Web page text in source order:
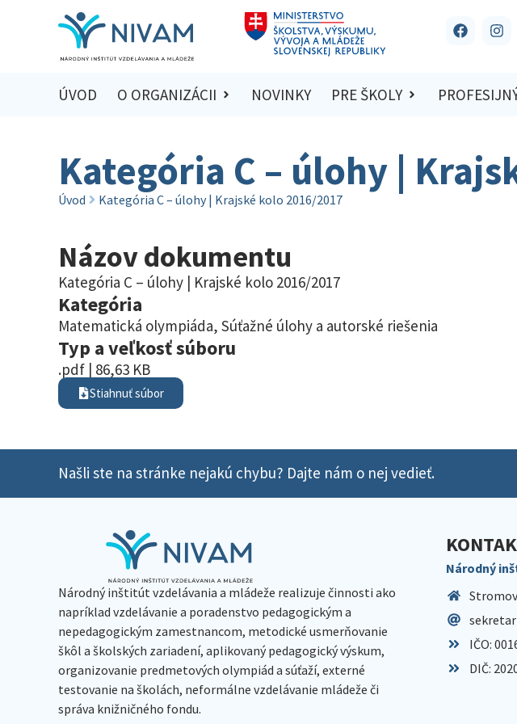
ÚVOD O ORGANIZÁCII NOVINKY PRE ŠKOLY
Kategória C – úlohy |
Úvod Kategória C – úlohy | Krajské kolo 2016/2017
Názov dokumentu
Kategória C – úlohy | Krajské kolo 2016/2017
Kategória
Matematická olympiáda, Súťažné úlohy a autorské riešenia
Typ a veľkosť súboru
.pdf | 86,63 KB
Stiahnuť súbor
Našli ste na stránke nejakú chybu? Dajte nám o nej vedieť.
Národný inštitút vzdelávania a mládeže realizuje činnosti ako
napríklad vzdelávanie a poradenstvo pedagogickým a
nepedagogickým zamestnancom, metodické usmerňovanie
škôl a školských zariadení, aplikovaný pedagogický výskum,
organizovanie predmetových olympiád a súťaží, externé
testovanie na školách, neformálne vzdelávanie mládeže či
správa knižničného fondu.
Národný
IČO:
DIČ: